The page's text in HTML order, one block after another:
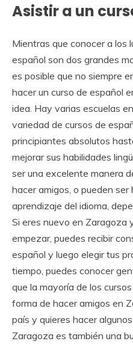
Asistir a un
Mientras que conocer a los
español son dos grandes
es posible que no siempre
hacer un curso de español
idea. Hay varias escuelas
variedad de cursos de
principiantes absolutos
mejorar sus habilidades
ser una excelente manera
hacer amigos, o pueden
aprendizaje del idioma,
Si eres nuevo en Zaragoza
empezar, puedes recibir
español y luego elegir tus
tiempo, puedes conocer
que la mayoría de los
forma de hacer amigos en
país y quieres hacer
Zaragoza es también una